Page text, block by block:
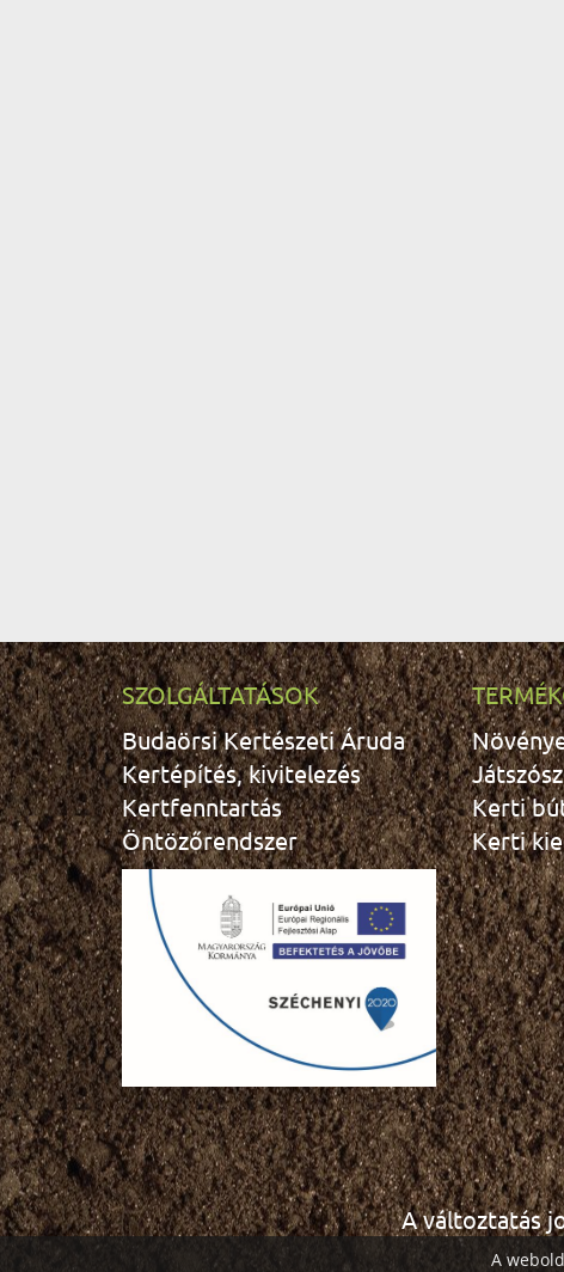
A
SZOLGÁLTATÁSOK
Budaörsi Kertészeti Áruda
Kertépítés, kivitelezés
Kertfenntartás
Öntözőrendszer
Kerti
Kerti
A változtatás